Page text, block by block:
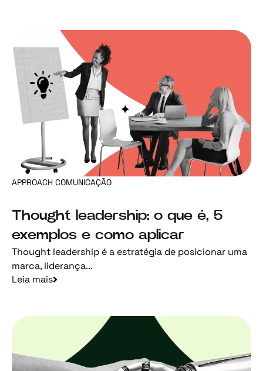
APPROACH COMUNICAÇÃO
Thought leadership: o que é, 5
exemplos e como aplicar
Thought leadership é a estratégia de posicionar uma
marca, liderança...
Leia mais